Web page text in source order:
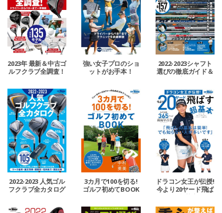
2023年 最新＆中古ゴ
ルフクラブ全調査！
強い女子プロのショ
ットがお手本！
2022-2023シャフト
選びの徹底ガイド＆
グリップ・カタログ
2022-2023 人気ゴル
フクラブ全カタログ
3カ月で100を切る!
ゴルフ初めてBOOK
ドラコン女王が伝授!
今より20ヤード飛ば
す超基本